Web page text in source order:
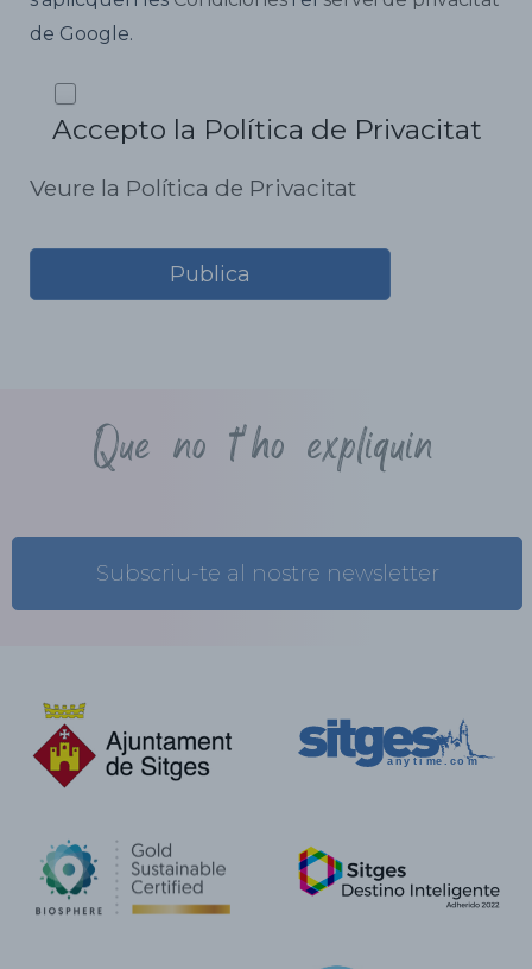
de Google.
Accepto la Política de Privacitat
Veure la Política de Privacitat
Que no t'ho expliquin
Subscriu-te al nostre newsletter